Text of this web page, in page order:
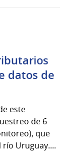
datos de
este
de 6
que
Uruguay....